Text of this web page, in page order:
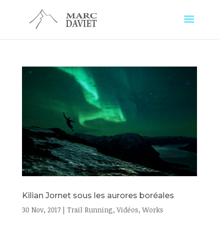
Kilian Jornet sous les aurores boréales
30 Nov, 2017| Trail Running,Vidéos,Works